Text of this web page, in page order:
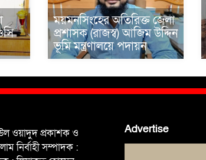
ময়মনসিংহের অতিরিক্ত জেলা
প্রশাসক (রাজস্ব) আজিম উদ্দিন
ভূমি মন্ত্রণালয়ে পদায়ন
ওয়াদুদ প্রকাশক ও
নির্বাহী সম্পাদক :
Advertise